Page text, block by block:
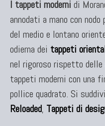
I tappeti moderni di
annodati a mano con nodo
del medio e lontano
odierna dei tappeti
nel rigoroso rispetto
tappeti moderni con una
pollice quadrato. Si
Reloaded, Tappeti di